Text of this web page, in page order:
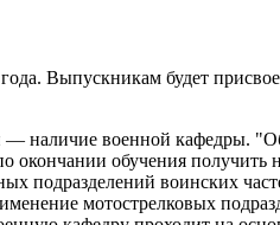
Выпускникам будет
наличие военной кафедры.
обучения
подразделений воинских
мотострелковых